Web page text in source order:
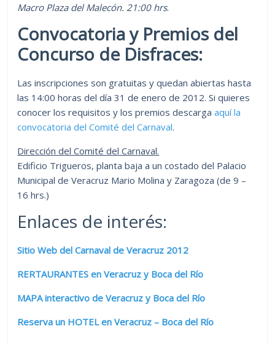
Macro Plaza del Malecón. 21:00 hrs.
Convocatoria y Premios del
Concurso de Disfraces:
Las inscripciones son gratuitas y quedan abiertas hasta
las 14:00 horas del día 31 de enero de 2012. Si quieres
conocer los requisitos y los premios descargaaquí la
convocatoria del Comité del Carnaval.
Dirección del Comité del Carnaval.
Edificio Trigueros, planta baja a un costado del Palacio
Municipal de Veracruz Mario Molina y Zaragoza (de 9 –
16 hrs.)
Enlaces de interés:
Sitio Web del Carnaval de Veracruz 2012
RERTAURANTES en Veracruz y Boca del Río
MAPA interactivo de Veracruz y Boca del Río
Reserva un HOTEL en Veracruz – Boca del Río